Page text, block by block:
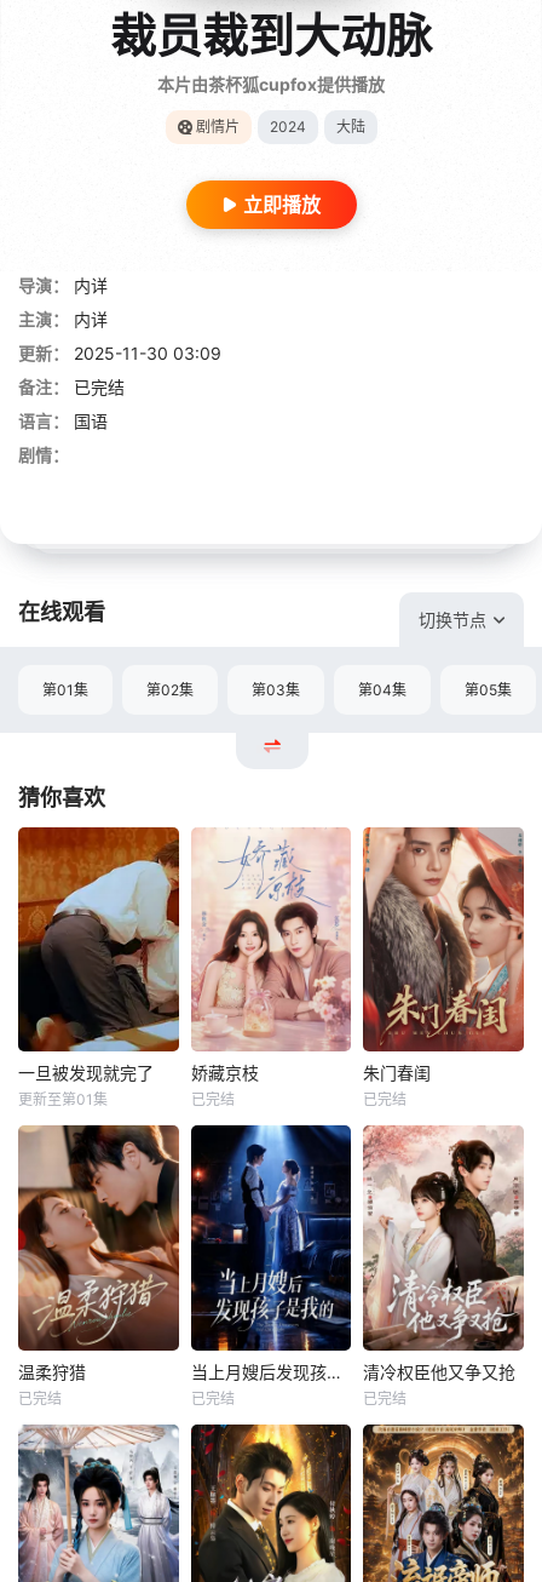
裁员裁到大动脉
本片由茶杯狐cupfox提供播放
剧情片 2024 大陆
立即播放
导演：
内详
主演：
内详
更新：
2025-11-30 03:09
备注：
已完结
语言：
国语
剧情：
在线观看 切换节点
第01集 第02集 第03集 第04集 第05集
猜你喜欢
一旦被发现就完了
更新至第01集
娇藏京枝
已完结
朱门春闺
已完结
温柔狩猎
已完结
当上月嫂后发现孩子是我的
已完结
清冷权臣他又争又抢
已完结